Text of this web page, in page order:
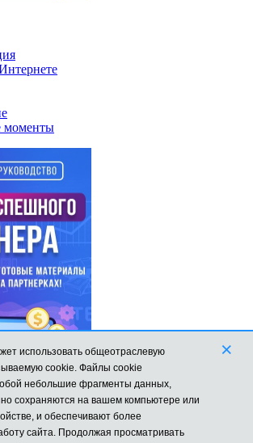
моменты
использовать общеотраслевую
небольшие фрагменты данных,
или
и обеспечивают более
просматривать
×